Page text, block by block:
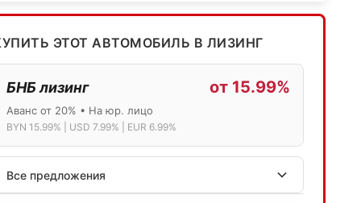
ЭТОТ АВТОМОБИЛЬ В ЛИЗИНГ
БНБ лизинг от 15.99%
Аванс от 20% • На юр. лицо
BYN 15.99% | USD 7.99% | EUR 6.99%
Все предложения